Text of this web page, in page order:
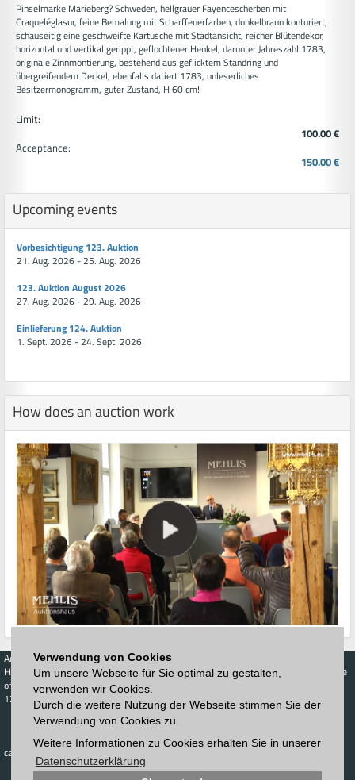
Verwendung von Cookies
Um unsere Webseite für Sie optimal zu gestalten,
verwenden wir Cookies.
Durch die weitere Nutzung der Webseite stimmen Sie der
Verwendung von Cookies zu.
Weitere Informationen zu Cookies erhalten Sie in unserer
Datenschutzerklärung
Pinselmarke Marieberg? Schweden, hellgrauer Fayencescherben mit
Craqueléglasur, feine Bemalung mit Scharffeuerfarben, dunkelbraun konturiert,
schauseitig eine geschweifte Kartusche mit Stadtansicht, reicher Blütendekor,
horizontal und vertikal gerippt, geflochtener Henkel, darunter Jahreszahl 1783,
originale Zinnmontierung, bestehend aus geflicktem Standring und
übergreifendem Deckel, ebenfalls datiert 1783, unleserliches
Besitzermonogramm, guter Zustand, H 60 cm!
Limit:
100.00 €
Acceptance:
150.00 €
Upcoming events
Vorbesichtigung 123. Auktion
21. Aug. 2026 - 25. Aug. 2026
123. Auktion August 2026
27. Aug. 2026 - 29. Aug. 2026
Einlieferung 124. Auktion
1. Sept. 2026 - 24. Sept. 2026
How does an auction work
Auctions
Highest acceptance
of bids
123. Auktion
Schedule
Catalog
Interactive
catalog
Buy
Live-Auction
Calendar
Highest acceptance
Auction house
Newsletter
Contact